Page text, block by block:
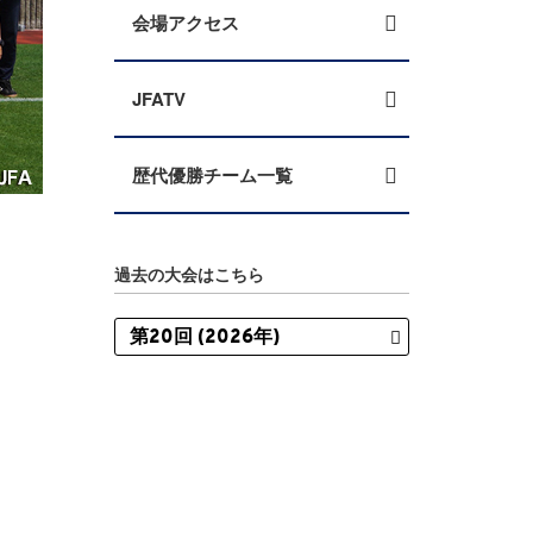
会場アクセス
JFATV
歴代優勝チーム一覧
過去の大会はこちら